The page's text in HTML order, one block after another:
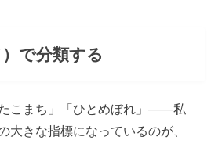
で分類する
たこまち」「ひとめぼれ」――私
大きな指標になっているのが、